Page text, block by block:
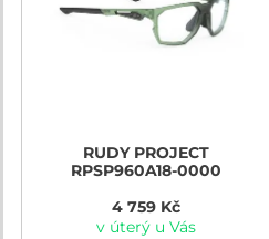
RUDY PROJECT
RPSP960A18-0000
4 759 Kč
v úterý u Vás